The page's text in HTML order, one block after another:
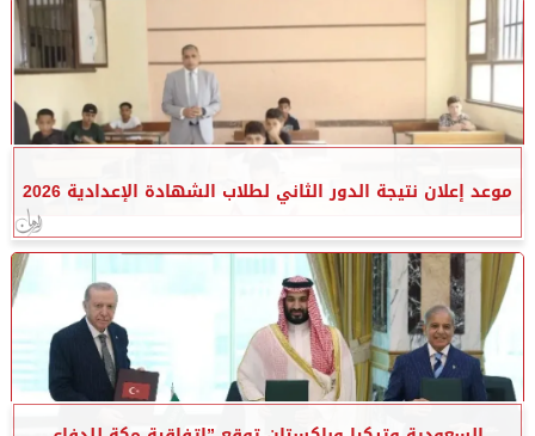
موعد إعلان نتيجة الدور الثاني لطلاب الشهادة الإعدادية 2026